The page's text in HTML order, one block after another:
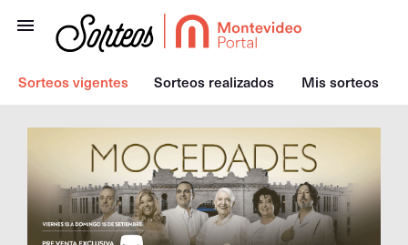
Sorteos vigentes Sorteos realizados Mis sorteos